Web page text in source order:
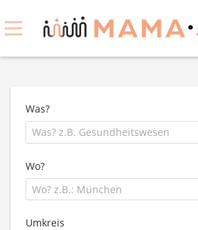
Was?
Wo?
Umkreis